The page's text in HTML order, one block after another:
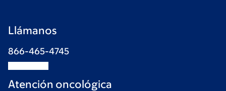
Llámanos
866-465-4745
Atención oncológica